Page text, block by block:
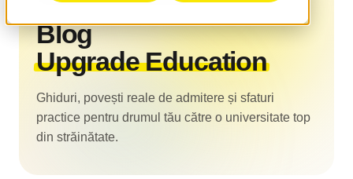
Blog
Upgrade Education
Ghiduri, povești reale de admitere și sfaturi
practice pentru drumul tău către o universitate top
din străinătate.